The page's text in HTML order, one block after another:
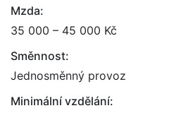
Mzda:
35 000 – 45 000 Kč
Směnnost:
Jednosměnný provoz
Minimální vzdělání: